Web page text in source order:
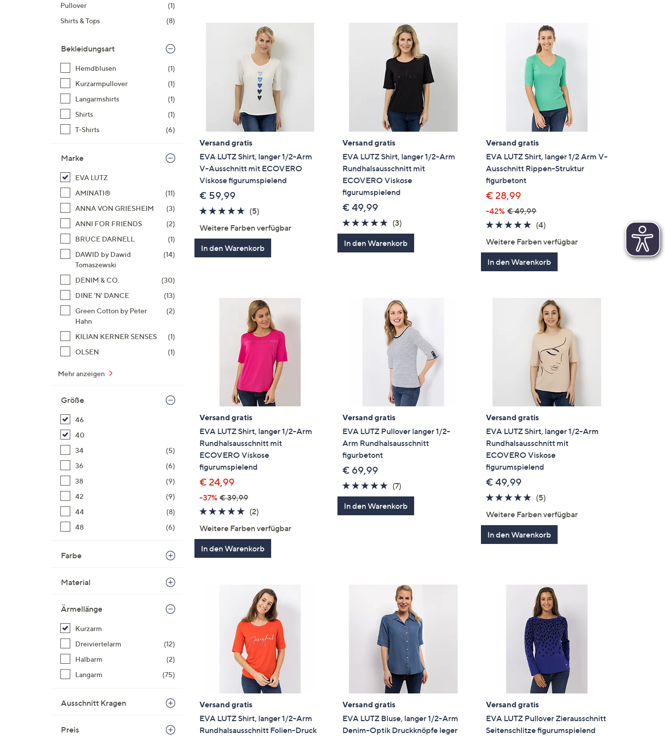
rechts,
anzuzeigen.
Pullover
(1)
Shirts & Tops
(8)
Bekleidungsart
Hemdblusen
(1)
Kurzarmpullover
(1)
Langarmshirts
(1)
Shirts
(1)
T-Shirts
(6)
Marke
EVA LUTZ
AMINATI®
(11)
ANNA VON GRIESHEIM
(3)
ANNI FOR FRIENDS
(2)
BRUCE DARNELL
(1)
DAWID by Dawid
Tomaszewski
(14)
DENIM & CO.
(30)
DINE 'N' DANCE
(13)
Green Cotton by Peter
Hahn
(2)
KILIAN KERNER SENSES
(1)
OLSEN
(1)
Mehr anzeigen
Größe
46
40
34
(5)
36
(6)
38
(9)
42
(9)
44
(8)
48
(6)
Farbe
Material
Ärmellänge
Kurzarm
Dreiviertelarm
(12)
Halbarm
(2)
Langarm
(75)
Ausschnitt Kragen
Preis
Versand gratis
EVA LUTZ Shirt, langer 1/2-Arm
V-Ausschnitt mit ECOVERO
Viskose figurumspielend
€ 59,99
5.0
5
(5)5
Weitere Farben verfügbar
In den Warenkorb
Versand gratis
EVA LUTZ Shirt, langer 1/2-Arm
Rundhalsausschnitt mit
ECOVERO Viskose
figurumspielend
€ 49,99
5.0
von
5
(3)
Bewertungen
In den Warenkorb
Versand gratis
EVA LUTZ Shirt, langer 1/2 Arm V-
Ausschnitt Rippen-Struktur
figurbetont
€ 28,99
-42% € 49,99
5.0
5
(4)
Weitere Farben verfügbar
In den Warenkorb
Versand gratis
EVA LUTZ Shirt, langer 1/2-Arm
Rundhalsausschnitt mit
ECOVERO Viskose
figurumspielend
€ 24,99
-37% € 39,99
5.0
(2)2
Weitere Farben verfügbar
In den Warenkorb
Versand gratis
EVA LUTZ Pullover langer 1/2-
Arm Rundhalsausschnitt
figurbetont
€ 69,99
5.0
von
5
(7)
Bewertungen
In den Warenkorb
Versand gratis
EVA LUTZ Shirt, langer 1/2-Arm
Rundhalsausschnitt mit
ECOVERO Viskose
figurumspielend
€ 49,99
4.6
(5)
Weitere Farben verfügbar
In den Warenkorb
Versand gratis
EVA LUTZ Shirt, langer 1/2-Arm
Rundhalsausschnitt Folien-Druck
Versand gratis
EVA LUTZ Bluse, langer 1/2-Arm
Denim-Optik Druckknöpfe leger
Versand gratis
EVA LUTZ Pullover Zierausschnitt
Seitenschlitze figurumspielend